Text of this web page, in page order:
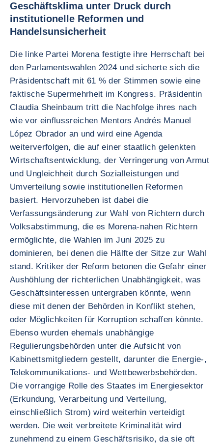
Geschäftsklima unter Druck durch
institutionelle Reformen und
Handelsunsicherheit
Die linke Partei Morena festigte ihre Herrschaft bei
den Parlamentswahlen 2024 und sicherte sich die
Präsidentschaft mit 61 % der Stimmen sowie eine
faktische Supermehrheit im Kongress. Präsidentin
Claudia Sheinbaum tritt die Nachfolge ihres nach
wie vor einflussreichen Mentors Andrés Manuel
López Obrador an und wird eine Agenda
weiterverfolgen, die auf einer staatlich gelenkten
Wirtschaftsentwicklung, der Verringerung von Armut
und Ungleichheit durch Sozialleistungen und
Umverteilung sowie institutionellen Reformen
basiert. Hervorzuheben ist dabei die
Verfassungsänderung zur Wahl von Richtern durch
Volksabstimmung, die es Morena-nahen Richtern
ermöglichte, die Wahlen im Juni 2025 zu
dominieren, bei denen die Hälfte der Sitze zur Wahl
stand. Kritiker der Reform betonen die Gefahr einer
Aushöhlung der richterlichen Unabhängigkeit, was
Geschäftsinteressen untergraben könnte, wenn
diese mit denen der Behörden in Konflikt stehen,
oder Möglichkeiten für Korruption schaffen könnte.
Ebenso wurden ehemals unabhängige
Regulierungsbehörden unter die Aufsicht von
Kabinettsmitgliedern gestellt, darunter die Energie-,
Telekommunikations- und Wettbewerbsbehörden.
Die vorrangige Rolle des Staates im Energiesektor
(Erkundung, Verarbeitung und Verteilung,
einschließlich Strom) wird weiterhin verteidigt
werden. Die weit verbreitete Kriminalität wird
zunehmend zu einem Geschäftsrisiko, da sie oft